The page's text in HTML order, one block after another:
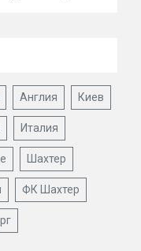
Англия Киев
Италия
Шахтер
ФК Шахтер